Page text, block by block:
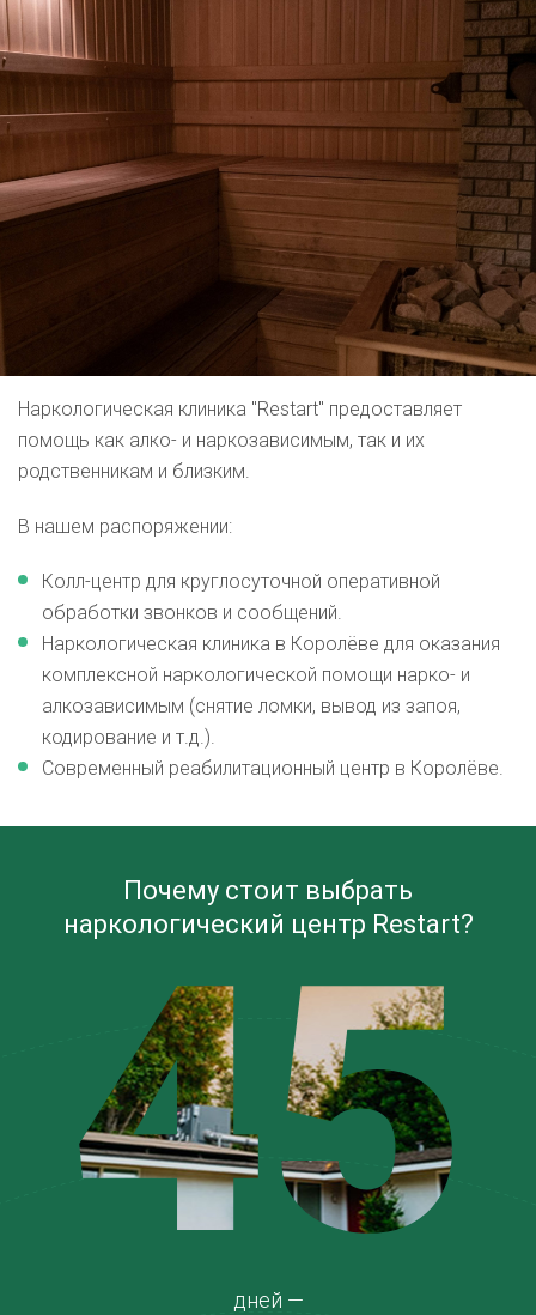
Наркологическая клиника "Restart" предоставляет
помощь как алко- и наркозависимым, так и их
родственникам и близким.
В нашем распоряжении:
Колл-центр для круглосуточной оперативной
обработки звонков и сообщений.
Наркологическая клиника в Королёве для оказания
комплексной наркологической помощи нарко- и
алкозависимым (снятие ломки, вывод из запоя,
кодирование и т.д.).
Современный реабилитационный центр в Королёве.
Почему стоит выбрать
наркологический центр Restart?
45
дней —